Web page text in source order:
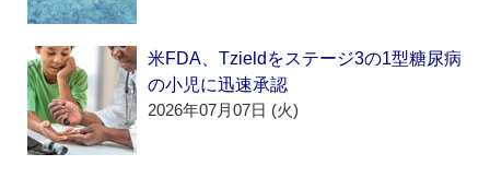
米FDA、Tzieldをステージ3の1型糖尿病
の小児に迅速承認
2026年07月07日 (火)